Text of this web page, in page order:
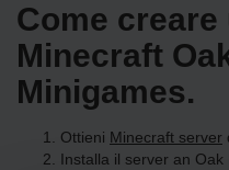
Come
Minecraft
Minigames.
Ottieni Minecraft server
Installa il server an